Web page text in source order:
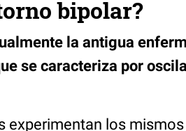
bipolar?
la antigua
se caracteriza por
experimentan los